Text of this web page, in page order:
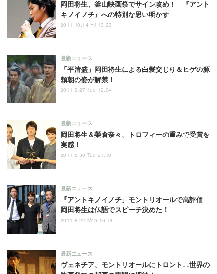
岡田将生、釜山映画祭でサイン攻め！ 『アント
キノイノチ』への特別な思い明かす
2011.10.14 Fri 13:23
「平清盛」岡田将生による白髪交じり＆ヒゲの源
頼朝の姿が解禁！
最新ニュース
2011.9.27 Tue 12:04
岡田将生＆榮倉奈々、トロフィーの重みで受賞を
実感！
最新ニュース
2011.8.30 Tue 21:10
『アントキノイノチ』モントリオールで高評価
岡田将生は仏語でスピーチ決めた！
最新ニュース
2011.8.22 Mon 16:14
ヴェネチア、モントリオールにトロント…世界の
最新ニュース